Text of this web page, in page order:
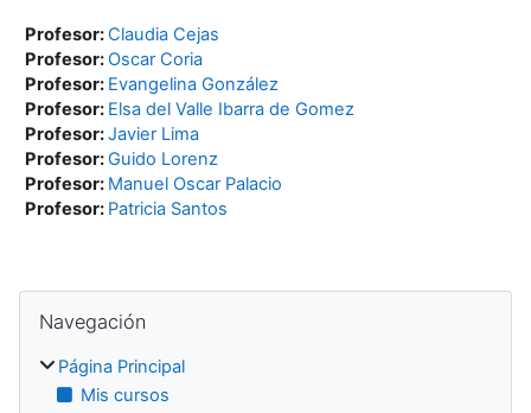
Profesor:Claudia Cejas
Profesor:Oscar Coria
Profesor: Evangelina González
Profesor: Elsa del Valle Ibarra de Gomez
Profesor:Javier Lima
Profesor:Guido Lorenz
Profesor: Manuel Oscar Palacio
Profesor: Patricia Santos
Bloques
Navegación
Página Principal
Mis cursos